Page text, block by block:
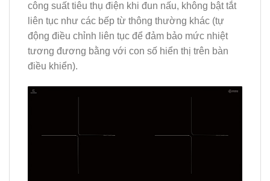
công suất tiêu thụ điện khi đun nấu, không bật tắt
liên tục như các bếp từ thông thường khác (tự
động điều chỉnh liên tục để đảm bảo mức nhiệt
tương đương bằng với con số hiển thị trên bàn
điều khiển).